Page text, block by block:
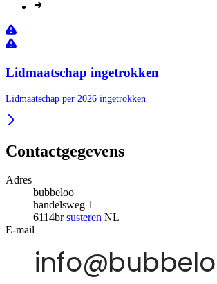
Lidmaatschap ingetrokken
Lidmaatschap per 2026 ingetrokken
Contactgegevens
Adres
bubbeloo
handelsweg 1
6114brsusteren NL
E-mail